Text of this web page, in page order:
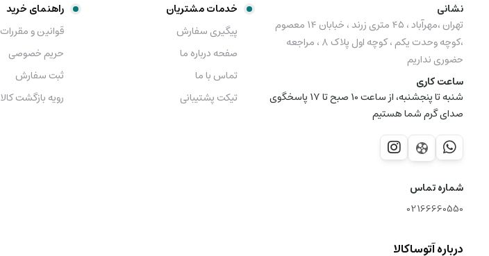
نشانی
تهران ،مهرآباد ، ۴۵ متری زرند ، خبابان ۱۴ معصوم
،کوچه وحدت یکم ، کوچه اول پلاک ۸ ، مراجعه
حضوری نداریم
ساعت کاری
شنبه تا پنجشنبه، از ساعت 10 صبح تا 17 پاسخگوی
صدای گرم شما هستیم
شماره تماس
02166660550
خدمات مشتریان
پیگیری سفارش
صفحه درباره ما
تماس با ما
تیکت پشتیبانی
راهنمای خرید
قوانین و مقررات
حریم خصوصی
ثبت سفارش
رویه بازگشت کالا
درباره آتوساکالا